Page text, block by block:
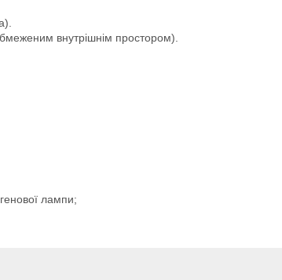
внутрішнім простором).
лампи;